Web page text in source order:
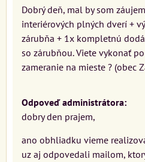
Dobrý deň, mal by som
interiérových plných dverí +
zárubňa + 1x kompletnú
so zárubňou. Viete vykonať
zameranie na mieste ? (obec
Odpoveď administrátora:
dobry den prajem,
ano obhliadku vieme
uz aj odpovedali mailom,